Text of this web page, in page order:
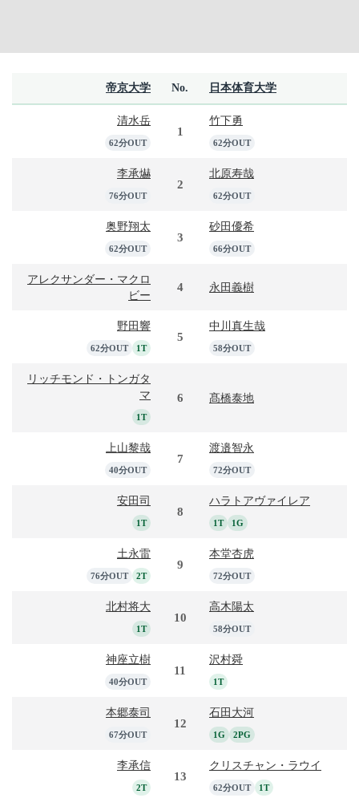
帝京大学 No. 日本体育大学
清水岳
62分OUT
1
竹下勇
62分OUT
李承爀
76分OUT
2
北原寿哉
62分OUT
奥野翔太
62分OUT
3
砂田優希
66分OUT
アレクサンダー・マクロ
ビー
4 永田義樹
野田響
62分OUT 1T
5
中川真生哉
58分OUT
リッチモンド・トンガタ
マ
1T
6 髙橋泰地
上山黎哉
40分OUT
7
渡邉智永
72分OUT
安田司
1T
8
ハラトアヴァイレア
1T 1G
土永雷
76分OUT 2T
9
本堂杏虎
72分OUT
北村将大
1T
10
高木陽太
58分OUT
神座立樹
40分OUT
11
沢村舜
1T
本郷泰司
67分OUT
12
石田大河
1G 2PG
李承信
2T
13
クリスチャン・ラウイ
62分OUT 1T